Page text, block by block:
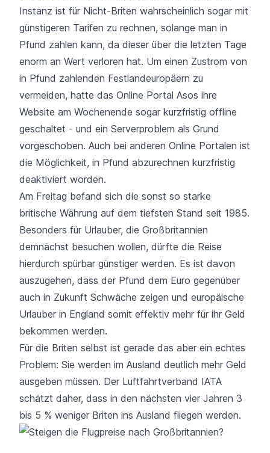
Instanz ist für Nicht-Briten wahrscheinlich sogar mit
günstigeren Tarifen zu rechnen, solange man in
Pfund zahlen kann, da dieser über die letzten Tage
enorm an Wert verloren hat. Um einen Zustrom von
in Pfund zahlenden Festlandeuropäern zu
vermeiden, hatte das Online Portal Asos ihre
Website am Wochenende sogar kurzfristig offline
geschaltet - und ein Serverproblem als Grund
vorgeschoben. Auch bei anderen Online Portalen ist
die Möglichkeit, in Pfund abzurechnen kurzfristig
deaktiviert worden.
Am Freitag befand sich die sonst so starke
britische Währung auf dem tiefsten Stand seit 1985.
Besonders für Urlauber, die Großbritannien
demnächst besuchen wollen, dürfte die Reise
hierdurch spürbar günstiger werden. Es ist davon
auszugehen, dass der Pfund dem Euro gegenüber
auch in Zukunft Schwäche zeigen und europäische
Urlauber in England somit effektiv mehr für ihr Geld
bekommen werden.
Für die Briten selbst ist gerade das aber ein echtes
Problem: Sie werden im Ausland deutlich mehr Geld
ausgeben müssen. Der Luftfahrtverband IATA
schätzt daher, dass in den nächsten vier Jahren 3
bis 5 % weniger Briten ins Ausland fliegen werden.